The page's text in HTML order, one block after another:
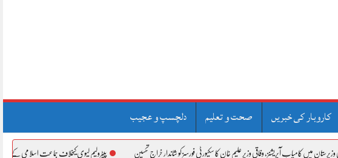
کاروبار کی خبریں صحت و تعلیم دلچسپ و عجیب
آپریشنز، وفاقی وزیر علیم خان کا سکیورٹی فورسز کو شاندار خراج تحسین پیٹرولیم لیوی کیخلاف جماعت اسلامی کے ملک گیر دھرنے،